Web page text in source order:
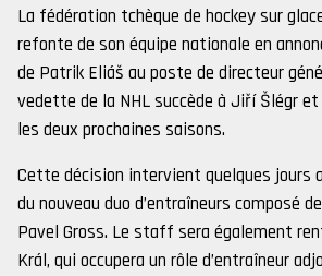
La fédération tchèque de hockey sur
refonte de son équipe nationale en
de Patrik Eliáš au poste de directeur
vedette de la NHL succède à Jiří Šlégr et
les deux prochaines saisons.
Cette décision intervient quelques jours
du nouveau duo d’entraîneurs composé
Pavel Gross. Le staff sera également
Král, qui occupera un rôle d’entraîneur